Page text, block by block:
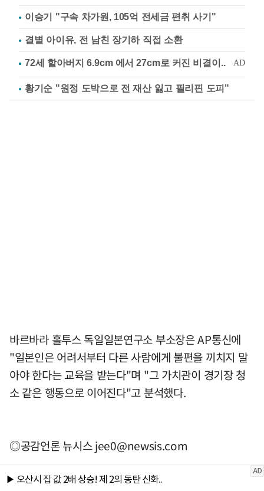
이승기 "구속 차가원, 105억 전세금 편취 사기"
결별 아이유, 전 남친 장기하 직접 소환
황기순 "원정 도박으로 전 재산 잃고 필리핀 도피"
바르바라 홀투스 독일일본연구소 부소장은 AP통신에
"일본인은 어려서부터 다른 사람에게 불편을 끼치지 말
아야 한다는 교육을 받는다"며 "그 가치관이 경기장 청
소 같은 행동으로 이어진다"고 분석했다.
◎공감언론 뉴시스jee0@newsis.com